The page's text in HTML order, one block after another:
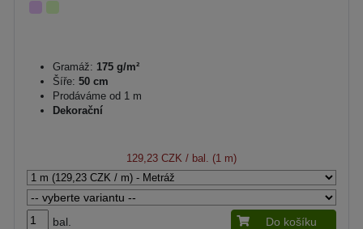
Gramáž: 175 g/m²
Šíře: 50 cm
Prodáváme od 1 m
Dekorační
129,23 CZK / bal. (1 m)
bal. Do košíku